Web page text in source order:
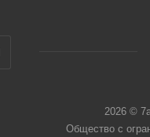
2026 ©
Общество с